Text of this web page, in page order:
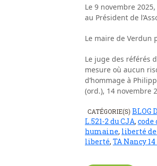
Le 9 novembre
au Président de
Le maire de Verdun
Le juge des référés
mesure où aucun
d’hommage à
(ord.), 14 novembre
CATÉGORIE(S) BLOG
L.521-2 du CJA,
humaine, liberté
liberté, TA Nancy